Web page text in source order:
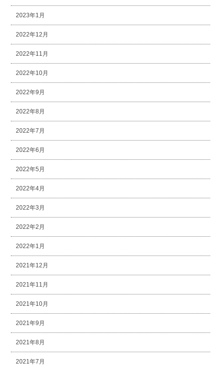
2023年1月
2022年12月
2022年11月
2022年10月
2022年9月
2022年8月
2022年7月
2022年6月
2022年5月
2022年4月
2022年3月
2022年2月
2022年1月
2021年12月
2021年11月
2021年10月
2021年9月
2021年8月
2021年7月